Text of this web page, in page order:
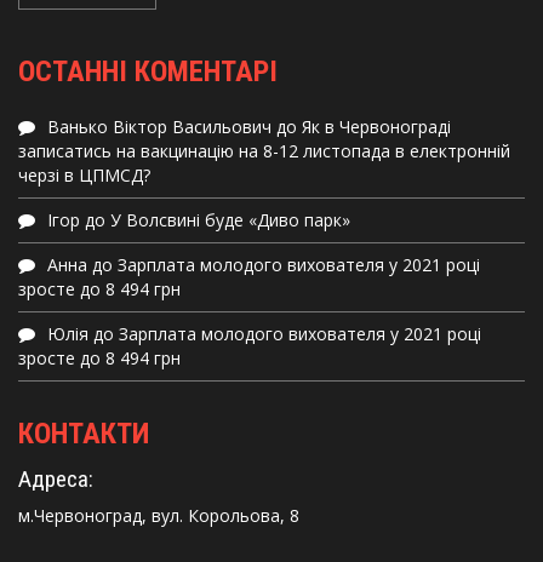
ОСТАННІ КОМЕНТАРІ
Ванько Віктор Васильович до Як в Червонограді
записатись на вакцинацію на 8-12 листопада в електронній
черзі в ЦПМСД?
Ігор до У Волсвині буде «Диво парк»
Анна до Зарплата молодого вихователя у 2021 році
зросте до 8 494 грн
Юлія до Зарплата молодого вихователя у 2021 році
зросте до 8 494 грн
КОНТАКТИ
Адреса:
м.Червоноград, вул. Корольова, 8